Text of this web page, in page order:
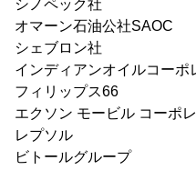
シノペック社
オマーン石油公社SAOC
シェブロン社
インディアンオイルコーポ
フィリップス66
エクソン モービル コーポ
レプソル
ビトールグループ